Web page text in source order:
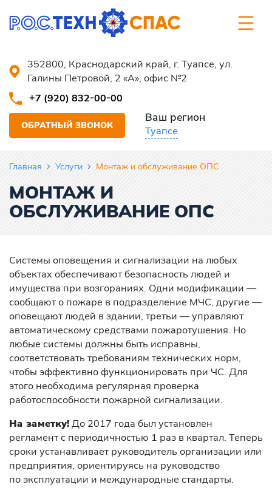
352800, Краснодарский край, г. Туапсе, ул.
Галины Петровой, 2 «А», офис №2
+7 (920) 832-00-00
Ваш регион
Туапсе
ОБРАТНЫЙ ЗВОНОК
Главная Услуги Монтаж и обслуживание ОПС
МОНТАЖ И
ОБСЛУЖИВАНИЕ ОПС
Системы оповещения и сигнализации на любых
объектах обеспечивают безопасность людей и
имущества при возгораниях. Одни модификации —
сообщают о пожаре в подразделение МЧС, другие —
оповещают людей в здании, третьи — управляют
автоматическому средствами пожаротушения. Но
любые системы должны быть исправны,
соответствовать требованиям технических норм,
чтобы эффективно функционировать при ЧС. Для
этого необходима регулярная проверка
работоспособности пожарной сигнализации.
На заметку! До 2017 года был установлен
регламент с периодичностью 1 раз в квартал. Теперь
сроки устанавливает руководитель организации или
предприятия, ориентируясь на руководство
по эксплуатации и международные стандарты.